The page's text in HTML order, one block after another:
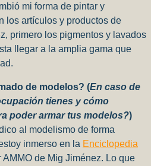
mi forma de pintar y
los artículos y productos de
primero los pigmentos y lavados
llegar a la amplia gama que
de modelos? (En caso de
tienes y cómo
poder armar tus modelos?)
al modelismo de forma
inmerso en la Enciclopedia
AMMO de Mig Jiménez. Lo que